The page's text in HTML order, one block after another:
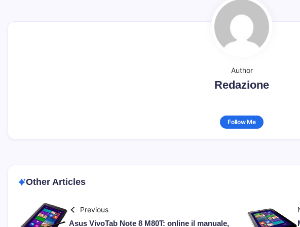
Author
Redazione
Follow Me
Other Articles
Previous
Asus VivoTab Note 8 M80T: online il manuale,